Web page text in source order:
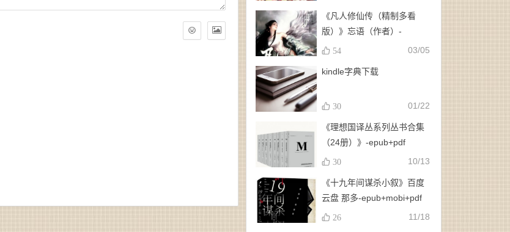
《凡人修仙传（精制多看
版）》忘语（作者）-
epub+mobi
54 03/05
kindle字典下载
30 01/22
《理想国译丛系列丛书合集
（24册）》-epub+pdf
30 10/13
《十九年间谋杀小叙》百度
云盘 那多-epub+mobi+pdf
26 11/18